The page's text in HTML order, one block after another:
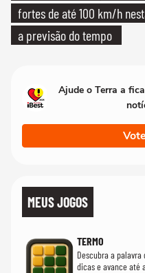
fortes de até 100 km/h
a previsão do tempo
Ajude o Terra a
MEUS JOGOS
TERMO
Descubra a
dicas e avance até